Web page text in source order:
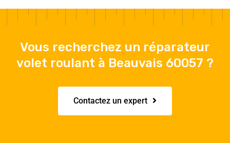
Vous recherchez un réparateur
volet roulant à Beauvais 60057 ?
Contactez un expert